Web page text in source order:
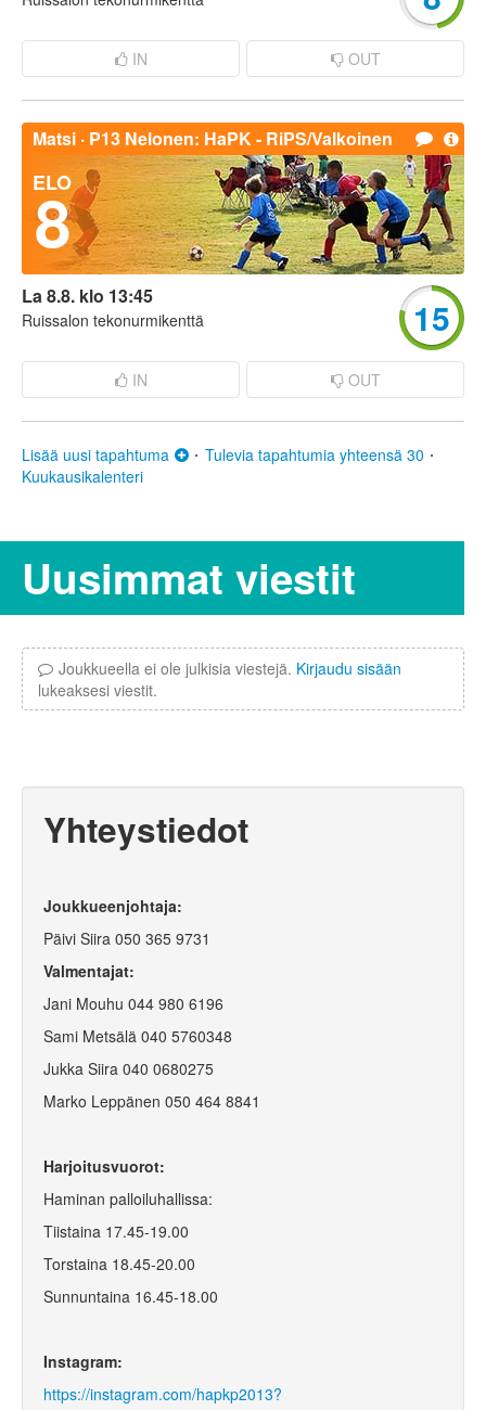
IN OUT
Matsi · P13 Nelonen: HaPK - RiPS/Valkoinen
ELO
8
15
La 8.8. klo 13:45
Ruissalon tekonurmikenttä
IN OUT
Lisää uusi tapahtuma
Tulevia tapahtumia yhteensä 30
Kuukausikalenteri
Uusimmat viestit
Joukkueella ei ole julkisia viestejä. Kirjaudu sisään
lukeaksesi viestit.
Yhteystiedot
Joukkueenjohtaja:
Päivi Siira 050 365 9731
Valmentajat:
Jani Mouhu 044 980 6196
Sami Metsälä 040 5760348
Jukka Siira 040 0680275
Marko Leppänen 050 464 8841
Harjoitusvuorot:
Haminan palloiluhallissa:
Tiistaina 17.45-19.00
Torstaina 18.45-20.00
Sunnuntaina 16.45-18.00
Instagram:
https://instagram.com/hapkp2013?